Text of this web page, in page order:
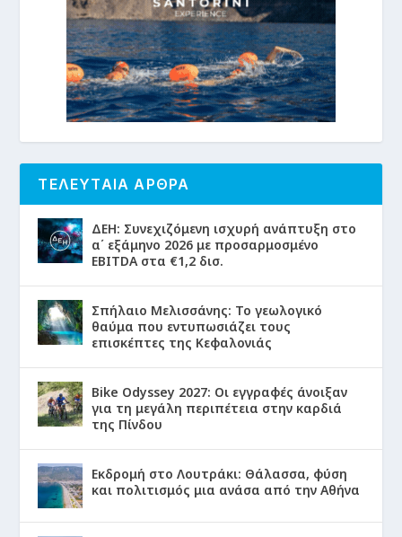
ΤΕΛΕΥΤΑΙΑ ΑΡΘΡΑ
ΔΕΗ: Συνεχιζόμενη ισχυρή ανάπτυξη στο
α΄ εξάμηνο 2026 με προσαρμοσμένο
EBITDA στα €1,2 δισ.
Σπήλαιο Μελισσάνης: Το γεωλογικό
θαύμα που εντυπωσιάζει τους
επισκέπτες της Κεφαλονιάς
Bike Odyssey 2027: Οι εγγραφές άνοιξαν
για τη μεγάλη περιπέτεια στην καρδιά
της Πίνδου
Εκδρομή στο Λουτράκι: Θάλασσα, φύση
και πολιτισμός μια ανάσα από την Αθήνα